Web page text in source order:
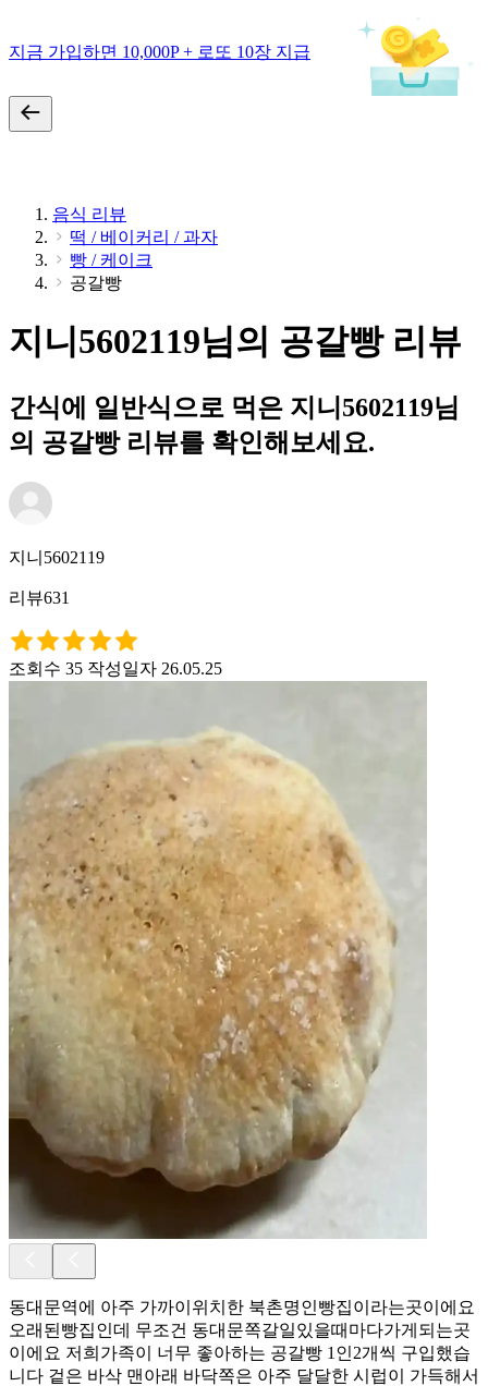
지금 가입하면 10,000P + 로또 10장 지급
음식 리뷰
떡 / 베이커리 / 과자
빵 / 케이크
공갈빵
지니5602119님의 공갈빵 리뷰
간식에 일반식으로 먹은 지니5602119님
의 공갈빵 리뷰를 확인해보세요.
지니5602119
리뷰631
조회수 35 작성일자 26.05.25
동대문역에 아주 가까이위치한 북촌명인빵집이라는곳이에요
오래된빵집인데 무조건 동대문쪽갈일있을때마다가게되는곳
이에요 저희가족이 너무 좋아하는 공갈빵 1인2개씩 구입했습
니다 겉은 바삭 맨아래 바닥쪽은 아주 달달한 시럽이 가득해서